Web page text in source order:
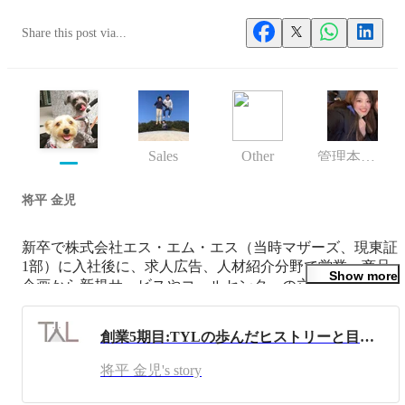
Share this post via...
Sales Other 管理本部 人事部
将平 金児
新卒で株式会社エス・エム・エス（当時マザーズ、現東証
1部）に入社後に、求人広告、人材紹介分野で営業、商品
企画から新規サービスやコールセンターの立ち上げ、事業
の責任者まで幅広く経験。
平成29年8月「ペットの家族化の推進」実現するために株
Show more
創業5期目:TYLの歩んだヒストリーと目指す未来とは？
将平 金児's story